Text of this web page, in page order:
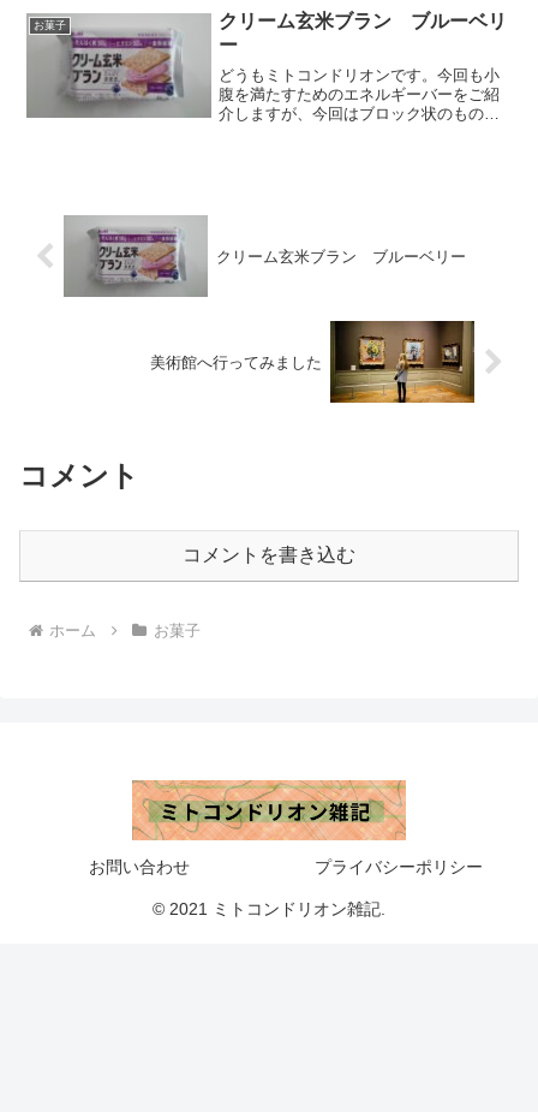
できる手軽なお菓子をご紹介...
お菓子
クリーム玄米ブラン ブルーベリ
ー
どうもミトコンドリオンです。今回も小
腹を満たすためのエネルギーバーをご紹
介しますが、今回はブロック状のもので
クリーム玄米ブラン ブルーベリー
美術館へ行ってみました
コメント
コメントを書き込む
ホーム お菓子
お問い合わせ プライバシーポリシー
© 2021 ミトコンドリオン雑記.